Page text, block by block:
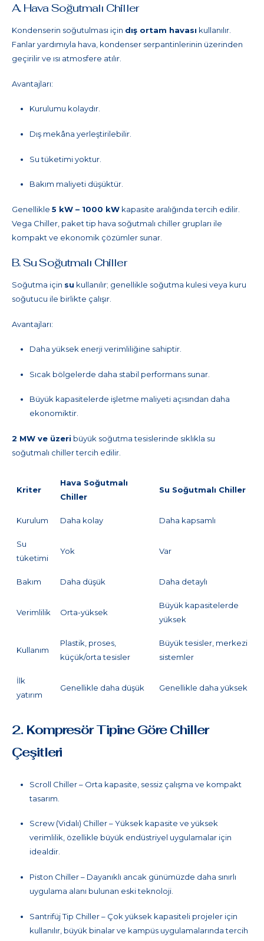
A. Hava Soğutmalı Chiller
Kondenserin soğutulması için dış ortam havası kullanılır.
Fanlar yardımıyla hava, kondenser serpantinlerinin üzerinden
geçirilir ve ısı atmosfere atılır.
Avantajları:
Kurulumu kolaydır.
Dış mekâna yerleştirilebilir.
Su tüketimi yoktur.
Bakım maliyeti düşüktür.
Genellikle 5 kW – 1000 kW kapasite aralığında tercih edilir.
Vega Chiller, paket tip hava soğutmalı chiller grupları ile
kompakt ve ekonomik çözümler sunar.
B. Su Soğutmalı Chiller
Soğutma için su kullanılır; genellikle soğutma kulesi veya kuru
soğutucu ile birlikte çalışır.
Avantajları:
Daha yüksek enerji verimliliğine sahiptir.
Sıcak bölgelerde daha stabil performans sunar.
Büyük kapasitelerde işletme maliyeti açısından daha
ekonomiktir.
2 MW ve üzeri büyük soğutma tesislerinde sıklıkla su
soğutmalı chiller tercih edilir.
Kriter
Hava Soğutmalı
Chiller
Su Soğutmalı Chiller
Kurulum Daha kolay Daha kapsamlı
Su
tüketimi
Yok Var
Bakım Daha düşük Daha detaylı
Verimlilik Orta-yüksek
Büyük kapasitelerde
yüksek
Kullanım
Plastik, proses,
küçük/orta tesisler
Büyük tesisler, merkezi
sistemler
İlk
yatırım
Genellikle daha düşük Genellikle daha yüksek
2. Kompresör Tipine Göre Chiller
Çeşitleri
Scroll Chiller – Orta kapasite, sessiz çalışma ve kompakt
tasarım.
Screw (Vidalı) Chiller – Yüksek kapasite ve yüksek
verimlilik, özellikle büyük endüstriyel uygulamalar için
idealdir.
Piston Chiller – Dayanıklı ancak günümüzde daha sınırlı
uygulama alanı bulunan eski teknoloji.
Santrifüj Tip Chiller – Çok yüksek kapasiteli projeler için
kullanılır, büyük binalar ve kampüs uygulamalarında tercih